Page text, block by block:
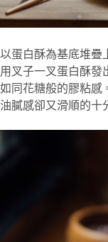
以蛋白酥為基底堆疊
用叉子一叉蛋白酥發
如同花糖般的膠粘感
油膩感卻又滑順的十